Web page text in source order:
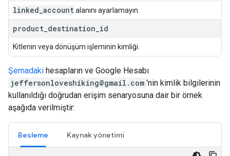
linked accountalanını ayarlamayın.
product destination id
Kitlenin veya dönüşüm işleminin kimliği.
Şemadaki hesapların ve Google Hesabı
jeffersonloveshiking@gmail.com 'nin kimlik bilgilerinin
kullanıldığı doğrudan erişim senaryosuna dair bir örnek
aşağıda verilmiştir:
Besleme Kaynak yönetimi